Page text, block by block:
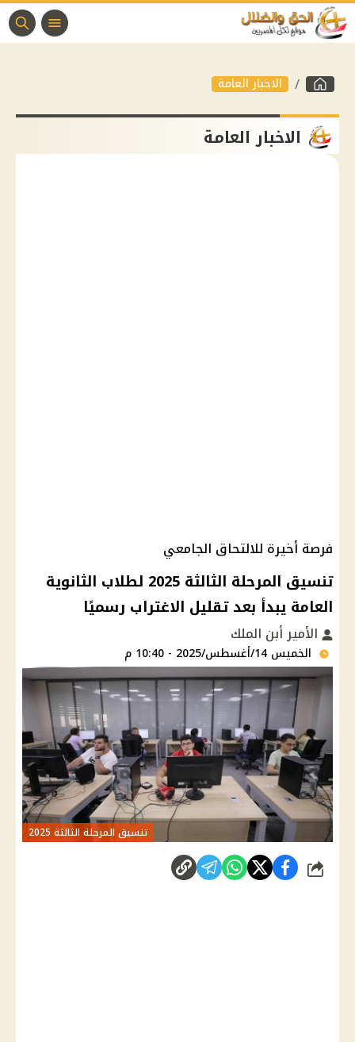
الاخبار العامة
الاخبار العامة
فرصة أخيرة للالتحاق الجامعي
تنسيق المرحلة الثالثة 2025 لطلاب الثانوية
العامة يبدأ بعد تقليل الاغتراب رسميًا
الأمير أبن الملك
الخميس 14/أغسطس/2025 - 10:40 م
تنسيق المرحلة الثالثة 2025
شارك